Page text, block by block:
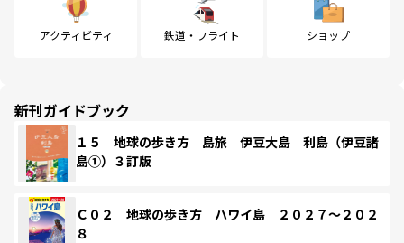
アクティビティ 鉄道・フライト ショップ
新刊ガイドブック
１５ 地球の歩き方 島旅 伊豆大島 利島（伊豆諸
島①）３訂版
Ｃ０２ 地球の歩き方 ハワイ島 ２０２７～２０２
８